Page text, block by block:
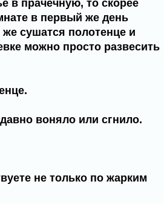
в прачечную, то скорее
в первый же день
сушатся полотенце и
можно просто развесить
воняло или сгнило.
не только по жарким